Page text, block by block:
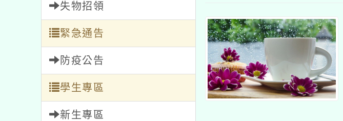
失物招領
緊急通告
防疫公告
學生專區
新生專區